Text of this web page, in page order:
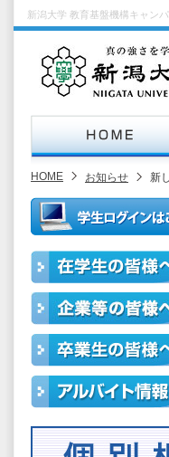
新潟大学 教育基盤機構キャン
HOME お知らせ 新